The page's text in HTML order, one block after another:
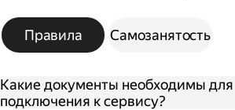
Правила Самозанятость
Какие документы необходимы для
подключения к сервису?